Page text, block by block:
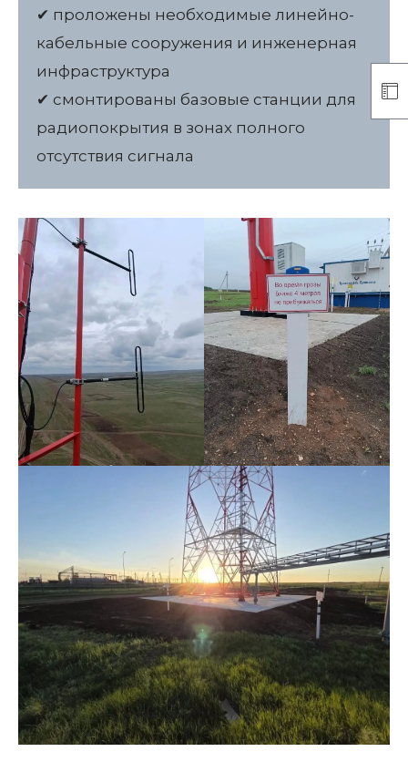
✔ проложены необходимые линейно-
кабельные сооружения и инженерная
инфраструктура
✔ смонтированы базовые станции для
радиопокрытия в зонах полного
отсутствия сигнала